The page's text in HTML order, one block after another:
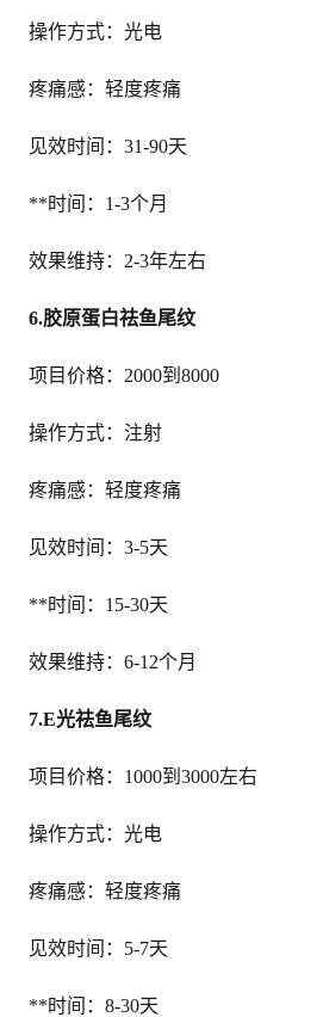
操作方式：光电
疼痛感：轻度疼痛
见效时间：31-90天
**时间：1-3个月
效果维持：2-3年左右
6.胶原蛋白祛鱼尾纹
项目价格：2000到8000
操作方式：注射
疼痛感：轻度疼痛
见效时间：3-5天
**时间：15-30天
效果维持：6-12个月
7.E光祛鱼尾纹
项目价格：1000到3000左右
操作方式：光电
疼痛感：轻度疼痛
见效时间：5-7天
**时间：8-30天